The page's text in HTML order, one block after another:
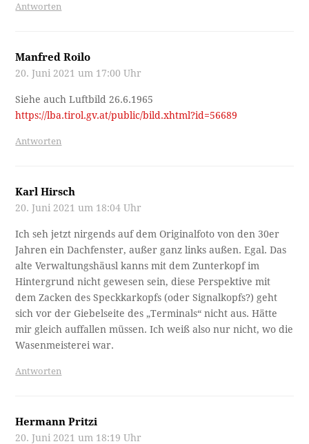
Antworten
Manfred Roilo
20. Juni 2021 um 17:00 Uhr
Siehe auch Luftbild 26.6.1965
https://lba.tirol.gv.at/public/bild.xhtml?id=56689
Antworten
Karl Hirsch
20. Juni 2021 um 18:04 Uhr
Ich seh jetzt nirgends auf dem Originalfoto von den 30er
Jahren ein Dachfenster, außer ganz links außen. Egal. Das
alte Verwaltungshäusl kanns mit dem Zunterkopf im
Hintergrund nicht gewesen sein, diese Perspektive mit
dem Zacken des Speckkarkopfs (oder Signalkopfs?) geht
sich vor der Giebelseite des „Terminals“ nicht aus. Hätte
mir gleich auffallen müssen. Ich weiß also nur nicht, wo die
Wasenmeisterei war.
Antworten
Hermann Pritzi
20. Juni 2021 um 18:19 Uhr